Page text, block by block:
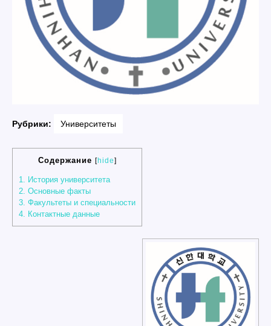
Рубрики: Университеты
Содержание [hide]
1. История университета
2. Основные факты
3. Факультеты и специальности
4. Контактные данные